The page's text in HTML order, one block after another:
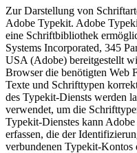
Zur Darstellung von
Adobe Typekit. Adobe
eine Schriftbibliothek
Systems Incorporated, 345
USA (Adobe) bereitgestellt
Browser die benötigten Web
Texte und Schrifttypen
des Typekit-Diensts werden
verwendet, um die
Typekit-Dienstes kann
erfassen, die der
verbundenen Typekit-Kontos